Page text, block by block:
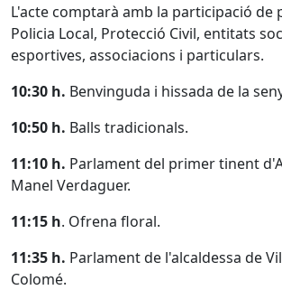
L'acte comptarà amb la participació de
Policia Local, Protecció Civil, entitats
esportives, associacions i particulars.
10:30 h. Benvinguda i hissada de la
10:50 h. Balls tradicionals.
11:10 h. Parlament del primer tinent
Manel Verdaguer.
11:15 h. Ofrena floral.
11:35 h. Parlament de l'alcaldessa de
Colomé.